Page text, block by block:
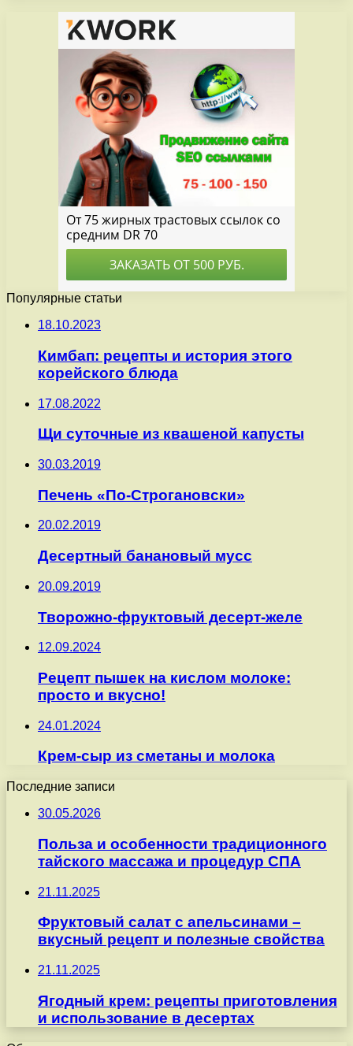
Популярные статьи
18.10.2023
Кимбап: рецепты и история этого
корейского блюда
17.08.2022
Щи суточные из квашеной капусты
30.03.2019
Печень «По-Строгановски»
20.02.2019
Десертный банановый мусс
20.09.2019
Творожно-фруктовый десерт-желе
12.09.2024
Рецепт пышек на кислом молоке:
просто и вкусно!
24.01.2024
Крем-сыр из сметаны и молока
Последние записи
30.05.2026
Польза и особенности традиционного
тайского массажа и процедур СПА
21.11.2025
Фруктовый салат с апельсинами –
вкусный рецепт и полезные свойства
21.11.2025
Ягодный крем: рецепты приготовления
и использование в десертах